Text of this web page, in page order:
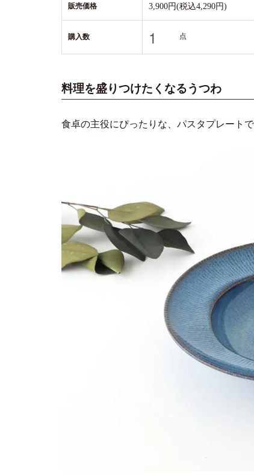
販売価格 3,900円(税込4,290円)
購入数 点
料理を盛りつけたくなるうつわ
食卓の主役にぴったりな、パスタプレートで